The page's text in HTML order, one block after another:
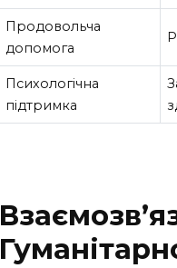
Продовольча
допомога
Психологічна
підтримка